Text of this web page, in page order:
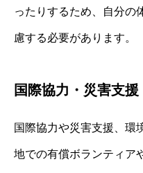
ったりするため、自分の
慮する必要があります。
国際協力・災害支
国際協力や災害支援、環
地での有償ボランティア